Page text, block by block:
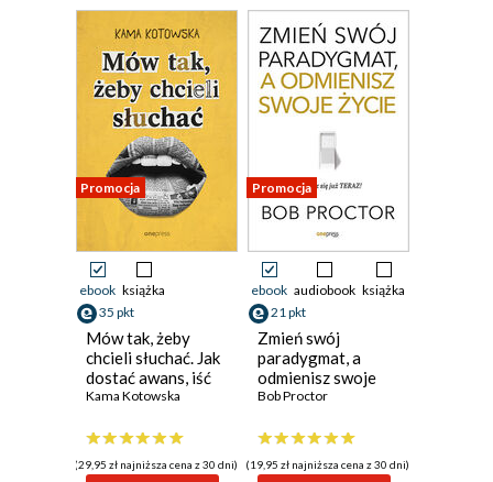
Promocja
ebook książka
35 pkt
Mów tak, żeby
chcieli słuchać. Jak
dostać awans, iść
na randkę i
prezentację
Kama Kotowska
(29,95 zł najniższa cena z 30 dni)
Promocja
ebook audiobook książka
21 pkt
Zmień swój
paradygmat, a
odmienisz swoje
życie
Bob Proctor
(19,95 zł najniższa cena z 30 dni)